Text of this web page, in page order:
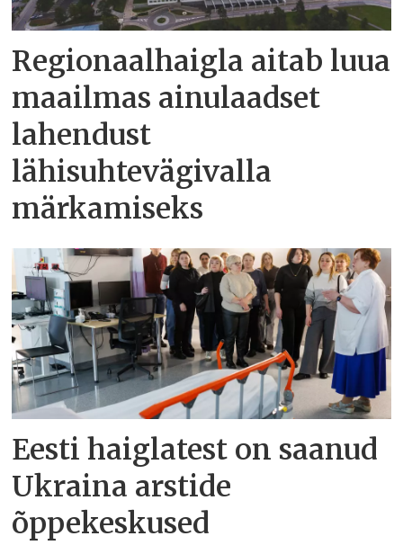
Regionaalhaigla aitab luua
maailmas ainulaadset
lahendust
lähisuhtevägivalla
märkamiseks
Eesti haiglatest on saanud
Ukraina arstide
õppekeskused